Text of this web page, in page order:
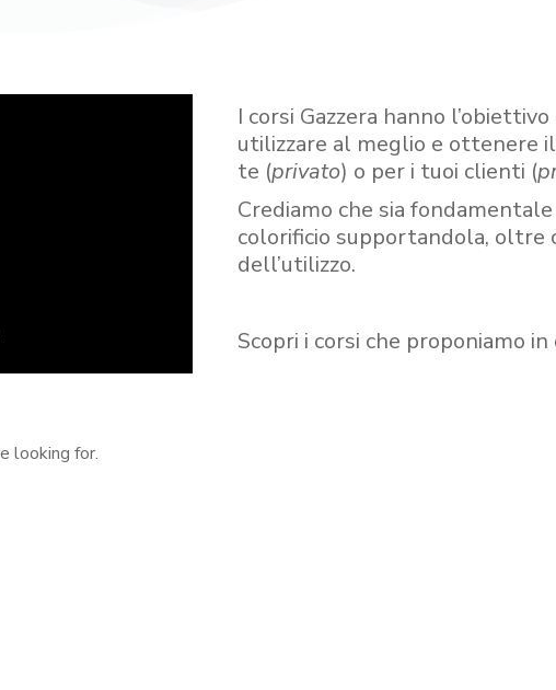
I corsi Gazzera hanno
utilizzare al meglio e ottenere
te (privato) o per i tuoi clienti (
Crediamo che sia fondamentale
colorificio supportandola, oltre
dell’utilizzo.
Scopri i corsi che proponiamo
looking for.